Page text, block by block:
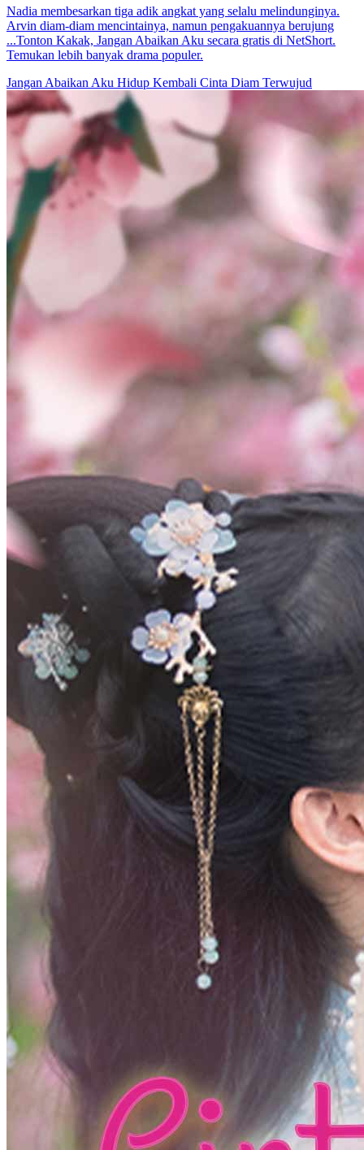
Nadia membesarkan tiga adik angkat yang selalu melindunginya.
Arvin diam-diam mencintainya, namun pengakuannya berujung
...Tonton Kakak, Jangan Abaikan Aku secara gratis di NetShort.
Temukan lebih banyak drama populer.
Jangan Abaikan Aku Hidup Kembali Cinta Diam Terwujud